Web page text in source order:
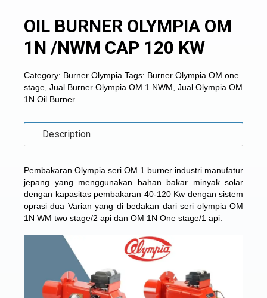
OIL BURNER OLYMPIA OM
1N /NWM CAP 120 KW
Category: Burner Olympia Tags: Burner Olympia OM one
stage Jual Burner Olympia OM 1 NWM Jual Olympia OM
1N Oil Burner
Description
Pembakaran Olympia seri OM 1 burner industri manufatur
jepang yang menggunakan bahan bakar minyak solar
dengan kapasitas pembakaran 40-120 Kw dengan sistem
oprasi dua Varian yang di bedakan dari seri olympia OM
1N WM two stage/2 api dan OM 1N One stage/1 api.